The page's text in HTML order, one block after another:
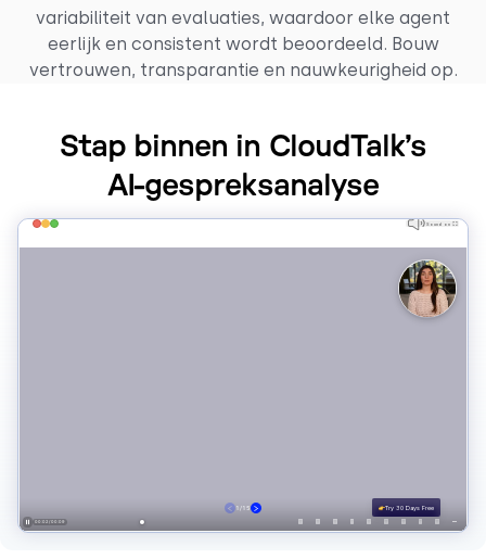
variabiliteit van evaluaties, waardoor elke agent
eerlijk en consistent wordt beoordeeld. Bouw
vertrouwen, transparantie en nauwkeurigheid op.
Stap binnen in CloudTalk’s
AI-gespreksanalyse